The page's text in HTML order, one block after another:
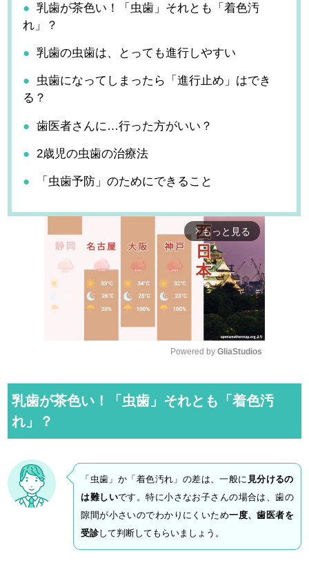
乳歯が茶色い！「虫歯」それとも「着色汚
れ」？
乳歯の虫歯は、とっても進行しやすい
虫歯になってしまったら「進行止め」はでき
る？
歯医者さんに…行った方がいい？
2歳児の虫歯の治療法
「虫歯予防」のためにできること
arrow_forward_ios もっと見る
Powered by GliaStudios
乳歯が茶色い！「虫歯」それとも「着色汚
れ」？
「虫歯」か「着色汚れ」の差は、一般に 見分けるの
は難しいです。特に小さなお子さんの場合は、歯の
隙間が小さいのでわかりにくいため一度、歯医者を
受診して判断してもらいましょう。